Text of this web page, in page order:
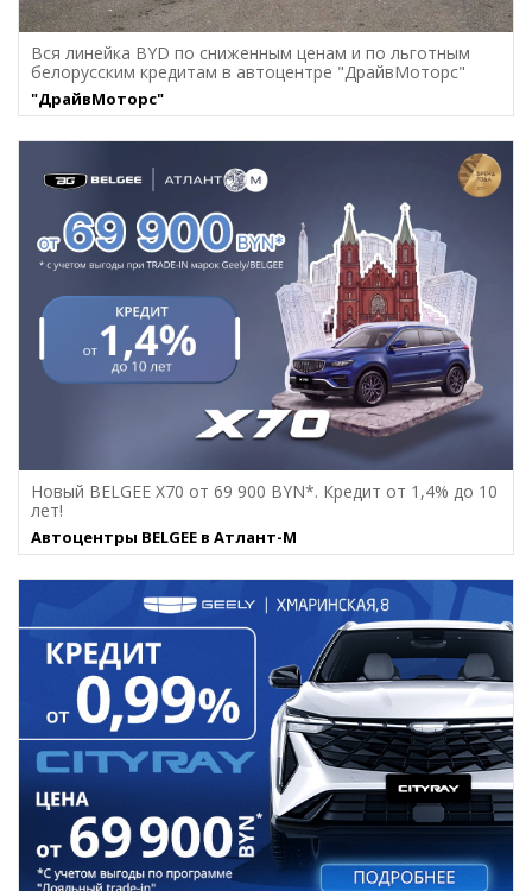
Вся линейка BYD по сниженным ценам и по льготным
белорусским кредитам в автоцентре "ДрайвМоторс"
"ДрайвМоторс"
Новый BELGEE X70 от 69 900 BYN*. Кредит от 1,4% до 10
лет!
Автоцентры BELGEE в Атлант-М